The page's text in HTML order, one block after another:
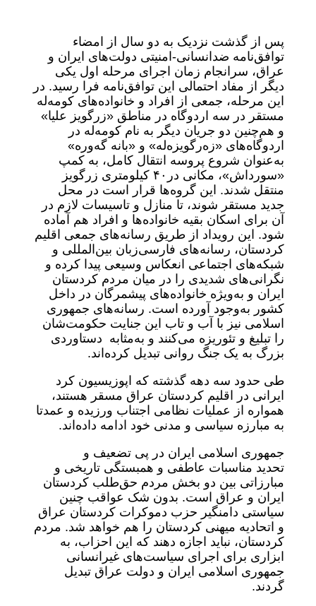
پس از گذشت نزدیک به دو سال از امضاء
توافق‌نامه ضدانسانی‌-امنیتی دولت‌های ایران و
عراق، سرانجام زمان اجرای مرحله اول یکی
دیگر از مفاد احتمالی این توافق‌نامه فرا رسید. در
این مرحله، جمعی از افراد و خانواده‌های کومه‌له
مستقر در سه اردوگاه در مناطق «زرگویز علیا»
و هم‌چنین دو جریان دیگر به نام کومه‌له در
اردوگاه‌های «زەرگویزە‌لە» و «بانە گەورە»
به‌عنوان شروع پروسه انتقال کامل، به کمپ
«سورداش»، مکانی در۴۰ کیلومتری زرگویز
منتقل شدند. این گروه‌ها قرار است در محل
جدید مستقر شوند، تا منازل و تاسیسات لازم در
آن برای اسکان بقیه خانوادەها و افراد هم آماده
شود. این رویداد از طریق رسانه‌های جمعی اقلیم
کردستان، رسانه‌های فارسی‌زبان بین‌المللی و
شبکه‌های اجتماعی انعکاس وسیعی پیدا کرده و
نگرانی‌های شدیدی را در میان مردم کردستان
ایران و به‌ویژه خانوادەهای پیشمرگان در داخل
کشور به‌وجود آورده است. رسانه‌های جمهوری
اسلامی نیز با آب و تاب این جنایت حکومت‌شان‌
را تبلیغ و تئوریزه می‌کنند و به‌مثابه دستاوردی
بزرگ به‌ یک جنگ روانی تبدیل کرده‌اند.
طی حدود سه دهه گذشته که اپوزیسیون کرد
ایرانی در اقلیم کردستان عراق مسقر هستند،
همواره از عملیات نظامی اجتناب ورزیده و عمدتا
به مبارزه سیاسی و مدنی خود ادامه داده‌اند.
جمهوری اسلامی ایران در پی تضعیف و
تحدید مناسبات عاطفی و همبستگی تاریخی و
مبارزاتی بین دو بخش مردم حق‌طلب کردستان
ایران و عراق است. بدون شک عواقب چنین
سیاستی دامنگیر حزب دموکرات کردستان عراق
و اتحادیه میهنی کردستان را هم خواهد شد. مردم
کردستان، نباید اجازه دهند که این احزاب، به
ابزاری برای اجرای سیاست‌های غیرانسانی
جمهوری اسلامی ایران و دولت عراق تبدیل
گردند.